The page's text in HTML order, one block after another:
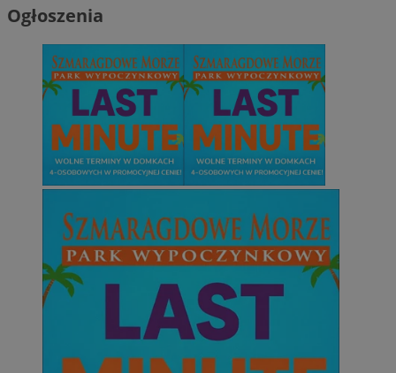
Ogłoszenia